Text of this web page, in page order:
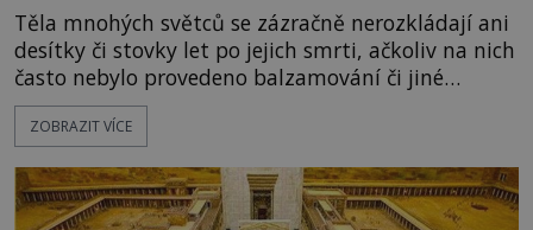
Těla mnohých světců se zázračně nerozkládají ani
desítky či stovky let po jejich smrti, ačkoliv na nich
často nebylo provedeno balzamování či jiné
pokusy o konzervaci. Neporušené ostatky bývají
považovány za důkaz svatosti zemřelých. Jaké
osobností ochraňují? Na hřbitově u kláštera
Milosrdných
ZOBRAZIT VÍCE